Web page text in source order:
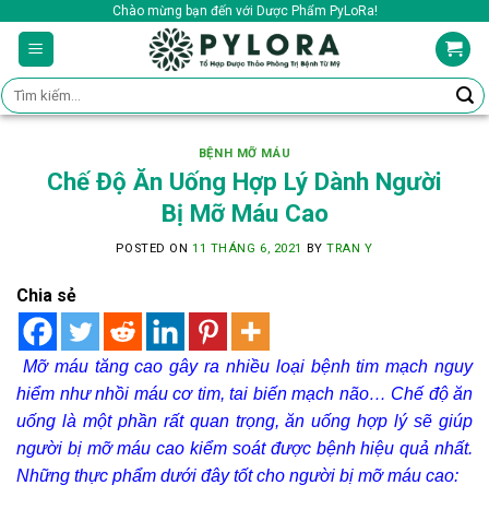
content
Chào mừng bạn đến với Dược Phẩm PyLoRa!
Tìm
kiếm:
BỆNH MỠ MÁU
Chế Độ Ăn Uống Hợp Lý Dành Người
Bị Mỡ Máu Cao
POSTED ON 11 THÁNG 6, 2021 BYTRAN Y
Chia sẻ
Mỡ máu tăng cao gây ra nhiều loại bệnh tim mạch nguy
hiểm như nhồi máu cơ tim, tai biến mạch não… Chế độ ăn
uống là một phần rất quan trọng, ăn uống hợp lý sẽ giúp
người bị mỡ máu cao kiểm soát được bệnh hiệu quả nhất.
Những thực phẩm dưới đây tốt cho người bị mỡ máu cao: